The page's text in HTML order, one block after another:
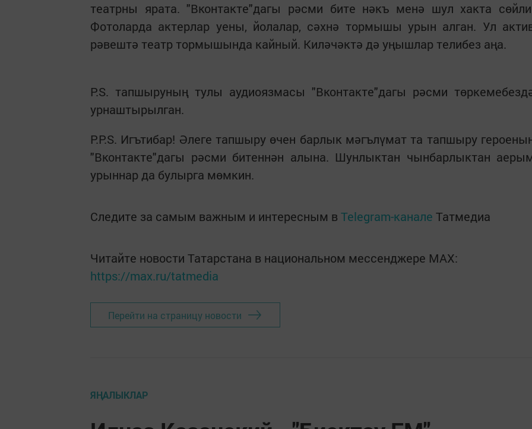
театрны ярата. "Вконтакте"дагы рәсми бите нәкъ менә шул хакта
Фотоларда актерлар уены, йолалар, сәхнә тормышы урын алган. Ул
рәвештә театр тормышында кайный. Киләчәктә дә уңышлар телибез аңа.
P.S. тапшыруның тулы аудиоязмасы "Вконтакте"дагы рәсми
урнаштырылган.
P.P.S. Игътибар! Әлеге тапшыру өчен барлык мәгълүмат та тапшыру
"Вконтакте"дагы рәсми битеннән алына. Шунлыктан чынбарлыктан
урыннар да булырга мөмкин.
Следите за самым важным и интересным в Telegram-канале Татмедиа
Читайте новости Татарстана в национальном мессенджере MАХ:
https://max.ru/tatmedia
Перейти на страницу новости
ЯҢАЛЫКЛАР